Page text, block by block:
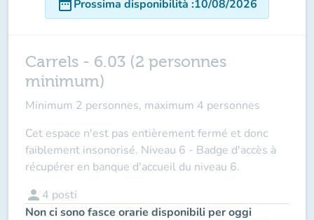
date_rangeProssima disponibilità :10/08/2026
Carrels - 6.03 (2 personnes
minimum)
Minimum 2 personnes, maximum 4 personnes
Cet espace n'est pas entièrement fermé et donc
faiblement insonorisé. Niveau 6 - Badge d'accès à
récupérer en banque d'accueil du niveau 6.
person 4 posti
Non ci sono fasce orarie disponibili per oggi